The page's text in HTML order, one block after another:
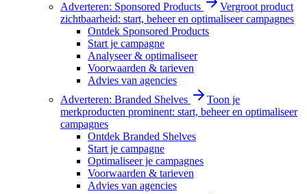
Adverteren: Sponsored Products
Vergroot product
zichtbaarheid: start, beheer en optimaliseer campagnes
Ontdek Sponsored Products
Start je campagne
Analyseer & optimaliseer
Voorwaarden & tarieven
Advies van agencies
Adverteren: Branded Shelves
Toon je
merkproducten prominent: start, beheer en optimaliseer
campagnes
Ontdek Branded Shelves
Start je campagne
Optimaliseer je campagnes
Voorwaarden & tarieven
Advies van agencies